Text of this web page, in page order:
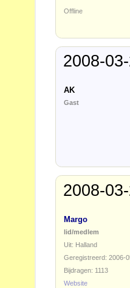
Offline
2008-
AK
Gast
2008-
Margo
lid/medlem
Uit: Halland
Geregistreerd: 2006-
Bijdragen: 1113
Website